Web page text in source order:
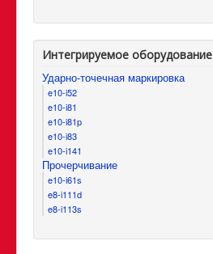
Интегрируемое оборудование
Ударно-точечная маркировка
e10-i52
e10-i81
e10-i81p
e10-i83
e10-i141
Прочерчивание
e10-i61s
e8-i111d
e8-i113s